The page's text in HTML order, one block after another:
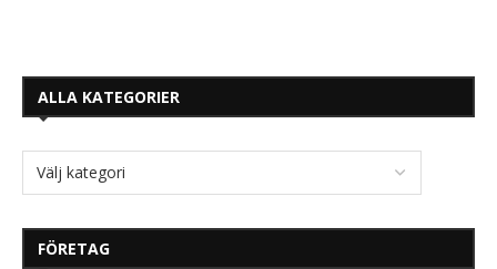
ALLA KATEGORIER
FÖRETAG